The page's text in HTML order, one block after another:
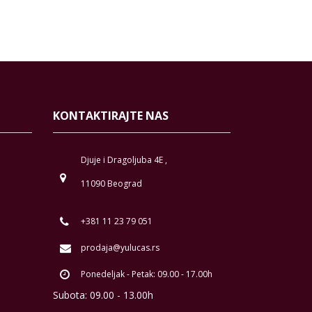
KONTAKTIRAJTE NAS
Djuje i Dragoljuba 4E ,
11090 Beograd
+381 11 23 79 051
prodaja@yulucas.rs
Ponedeljak - Petak: 09.00 - 17.00h
Subota: 09.00 - 13.00h